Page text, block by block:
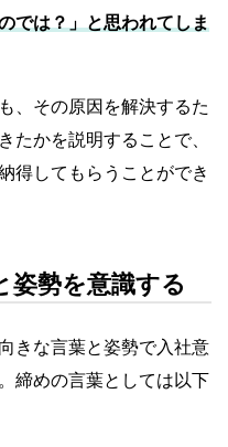
では？」と思われてしま
、その原因を解決するた
たかを説明することで、
得してもらうことができ
姿勢を意識する
きな言葉と姿勢で入社意
締めの言葉としては以下